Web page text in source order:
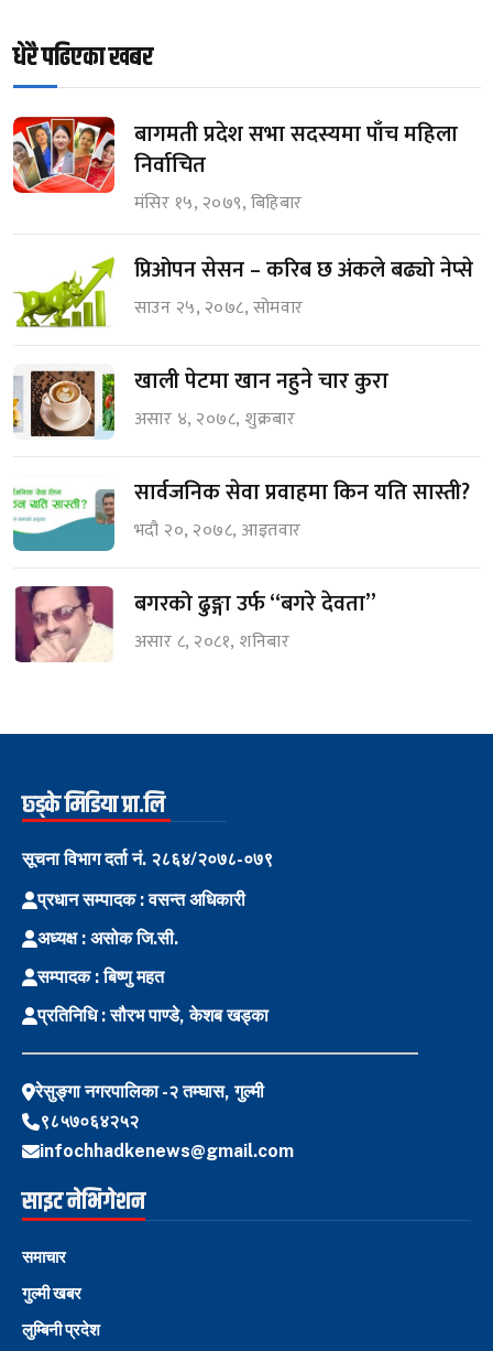
धेरै पढिएका खबर
बागमती प्रदेश सभा सदस्यमा पाँच महिला
निर्वाचित
मंसिर १५, २०७९, बिहिबार
प्रिओपन सेसन – करिब छ अंकले बढ्यो नेप्से
साउन २५, २०७८, सोमवार
खाली पेटमा खान नहुने चार कुरा
असार ४, २०७८, शुक्रबार
सार्वजनिक सेवा प्रवाहमा किन यति सास्ती?
भदौ २०, २०७८, आइतवार
बगरको ढुङ्गा उर्फ “बगरे देवता”
असार ८, २०८१, शनिबार
छ्ड्के मिडिया प्रा.लि
सूचना विभाग दर्ता नं. २८६४/२०७८-०७९
प्रधान सम्पादक : वसन्त अधिकारी
अध्यक्ष : असोक जि.सी.
सम्पादक : बिष्णु महत
प्रतिनिधि : सौरभ पाण्डे, केशब खड्का
रेसुङ्गा नगरपालिका -२ तम्घास, गुल्मी
९८५७०६४२५२
infochhadkenews@gmail.com
साइट नेभिगेशन
समाचार
गुल्मी खबर
लुम्बिनी प्रदेश